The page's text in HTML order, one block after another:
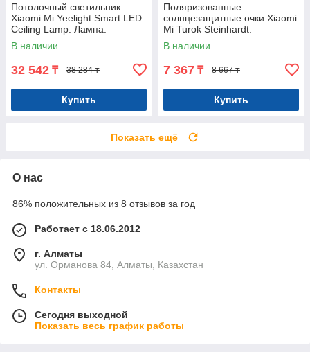
Потолочный светильник
Xiaomi Mi Yeelight Smart LED
Ceiling Lamp. Лампа.
Оригинал. Арт.5274
В наличии
32 542 ₸ 38 284 ₸
Купить
Поляризованные
солнцезащитные очки Xiaomi
Mi Turok Steinhardt.
Нейлоновые. Оригинал.
Арт.5481
В наличии
7 367 ₸ 8 667 ₸
Купить
Показать ещё
О нас
86% положительных из 8 отзывов за год
Работает с 18.06.2012
г. Алматы
ул. Орманова 84, Алматы, Казахстан
Контакты
Сегодня выходной
Показать весь график работы